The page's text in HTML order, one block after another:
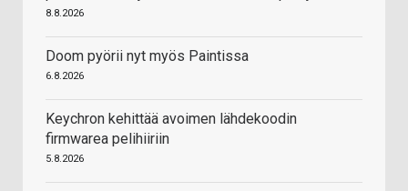
8.8.2026
Doom pyörii nyt myös Paintissa
6.8.2026
Keychron kehittää avoimen lähdekoodin
firmwarea pelihiiriin
5.8.2026